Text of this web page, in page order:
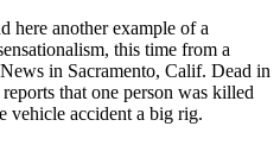
here another example of a
this time from a
in Sacramento, Calif. Dead in
that one person was killed
vehicle accident a big rig.